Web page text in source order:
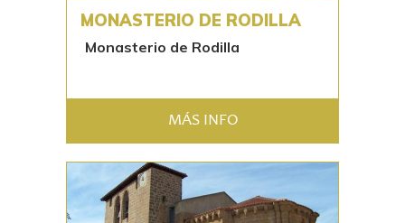
MONASTERIO DE RODILLA
Monasterio de Rodilla
MÁS INFO